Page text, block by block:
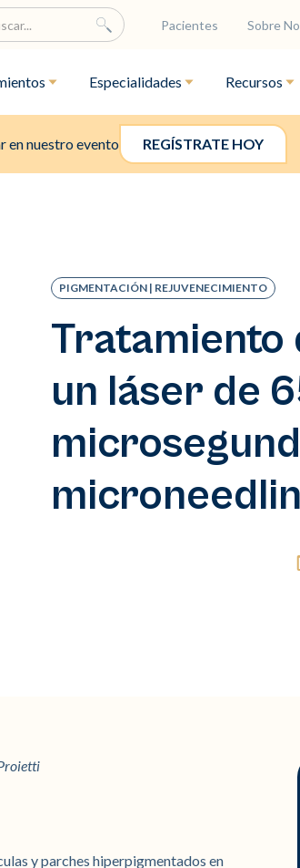
Pacientes Sobre
Especialidades Recursos
en nuestro evento REGÍSTRATE HOY
PIGMENTACIÓN | REJUVENECIMIENTO
Tratamiento
un láser de
y parches hiperpigmentados en